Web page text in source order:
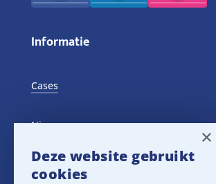
Informatie
Cases
Nieuws
Training Events
×
Deze website gebruikt
cookies